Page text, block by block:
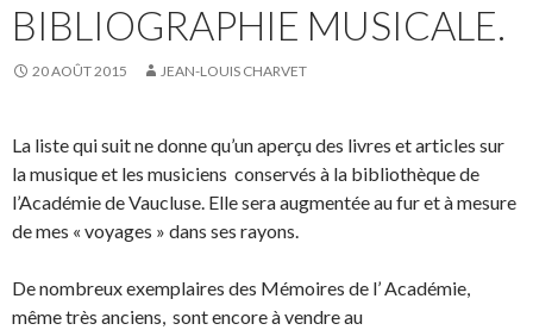
BIBLIOGRAPHIE MUSICALE.
20 AOÛT 2015 JEAN-LOUIS CHARVET
La liste qui suit ne donne qu’un aperçu des livres et articles sur
la musique et les musiciens conservés à la bibliothèque de
l’Académie de Vaucluse. Elle sera augmentée au fur et à mesure
de mes « voyages » dans ses rayons.
De nombreux exemplaires des Mémoires de l’ Académie,
même très anciens, sont encore à vendre au